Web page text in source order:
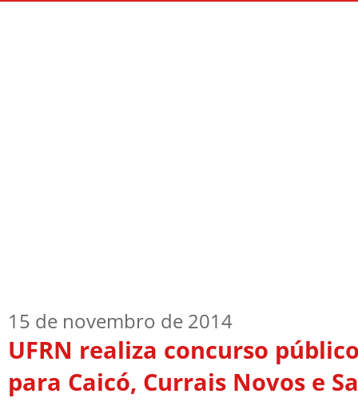
15 de novembro de 2014
UFRN realiza concurso
para Caicó, Currais Novos e